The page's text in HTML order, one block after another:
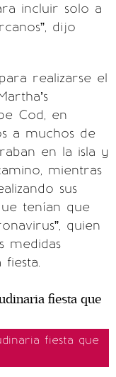
incluir solo a
dijo
realizarse el
Cod, en
a muchos de
en la isla y
mientras
sus
tenían que
quien
medidas
fiesta que